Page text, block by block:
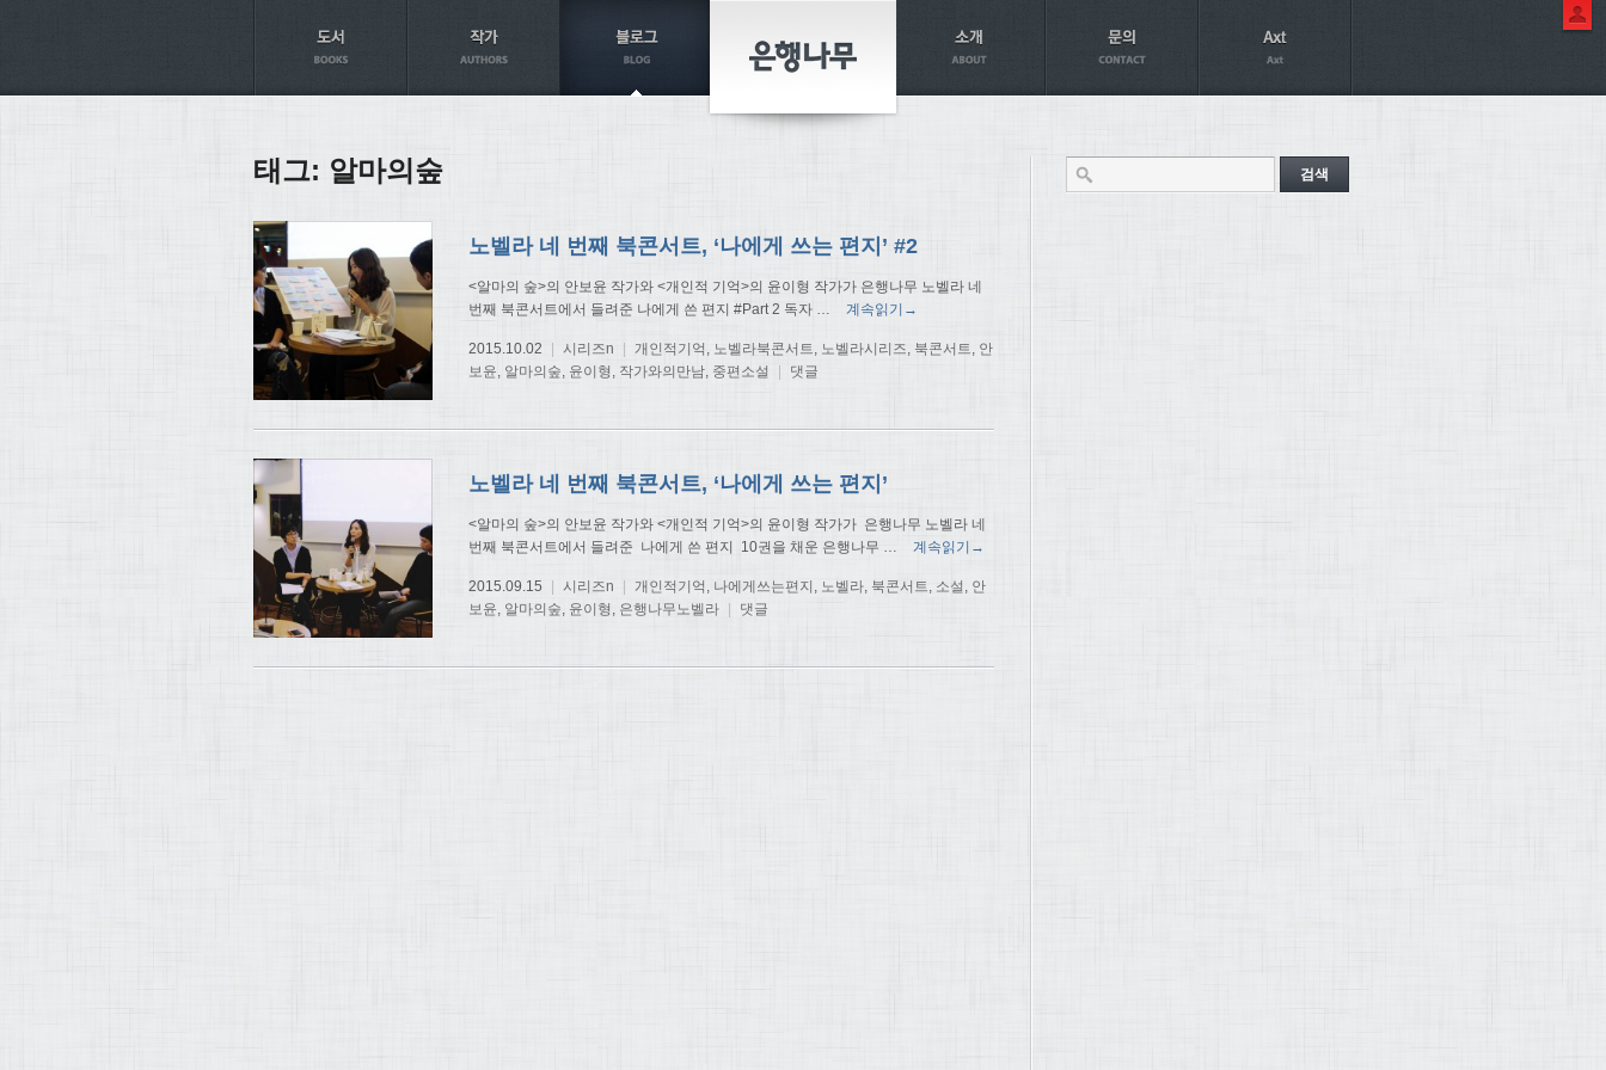
태그: 알마의숲
노벨라 네 번째 북콘서트, ‘나에게 쓰는 편지’ #2
<알마의 숲>의 안보윤 작가와 <개인적 기억>의 윤이형 작가가 은행나무 노벨라 네
번째 북콘서트에서 들려준 나에게 쓴 편지 #Part 2 독자
계속읽기→
2015.10.02 시리즈n 개인적기억 , 노벨라북콘서트, 노벨라시리즈, 북콘서트, 안
보윤, 알마의숲, 윤이형 , 작가와의만남, 중편소설 댓글
노벨라 네 번째 북콘서트, ‘나에게 쓰는 편지’
<알마의 숲>의 안보윤 작가와 <개인적 기억>의 윤이형 작가가 은행나무 노벨라 네
번째 북콘서트에서 들려준 나에게 쓴 편지 10권을 채운 은행나무
계속읽기→
2015.09.15 시리즈n 개인적기억 , 나에게쓰는편지 , 노벨라, 북콘서트, 소설 , 안
보윤, 알마의숲, 윤이형 , 은행나무노벨라 댓글